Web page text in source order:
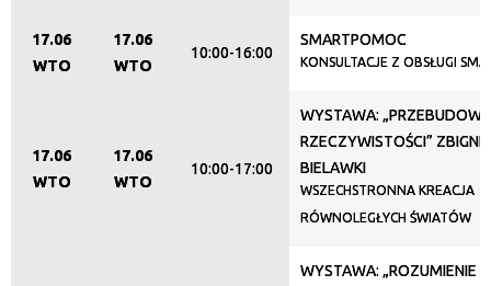
17.06
WTO
17.06
WTO
10:00-16:00
SMARTPOMOC
KONSULTACJE Z OBSŁUGI
17.06
WTO
17.06
WTO
10:00-17:00
WYSTAWA: „PRZEBUDOWA
RZECZYWISTOŚCI”
BIELAWKI
WSZECHSTRONNA KREACJA
RÓWNOLEGŁYCH ŚWIATÓW
WYSTAWA: „ROZUMIENIE